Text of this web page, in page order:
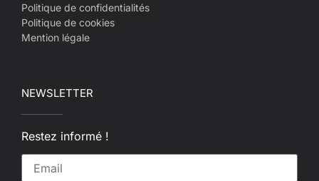
Politique de confidentialités
Politique de cookies
Mention légale
NEWSLETTER
Restez informé !